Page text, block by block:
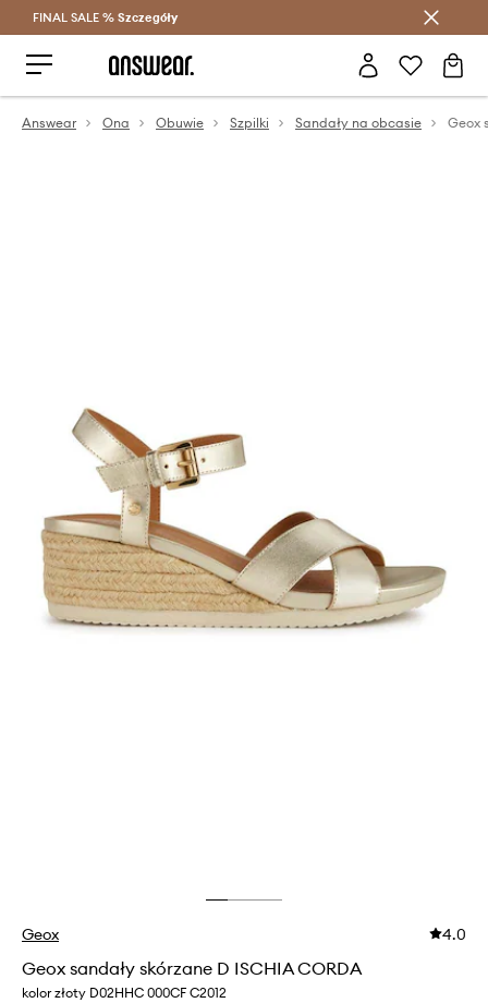
Oszczędzaj z Answear Club >
FINAL SALE % Szczegóły
Answear Ona Obuwie Szpilki Sandały na obcasie
Geox 4.0
Geox sandały skórzane D ISCHIA CORDA
kolor złoty D02HHC 000CF C2012